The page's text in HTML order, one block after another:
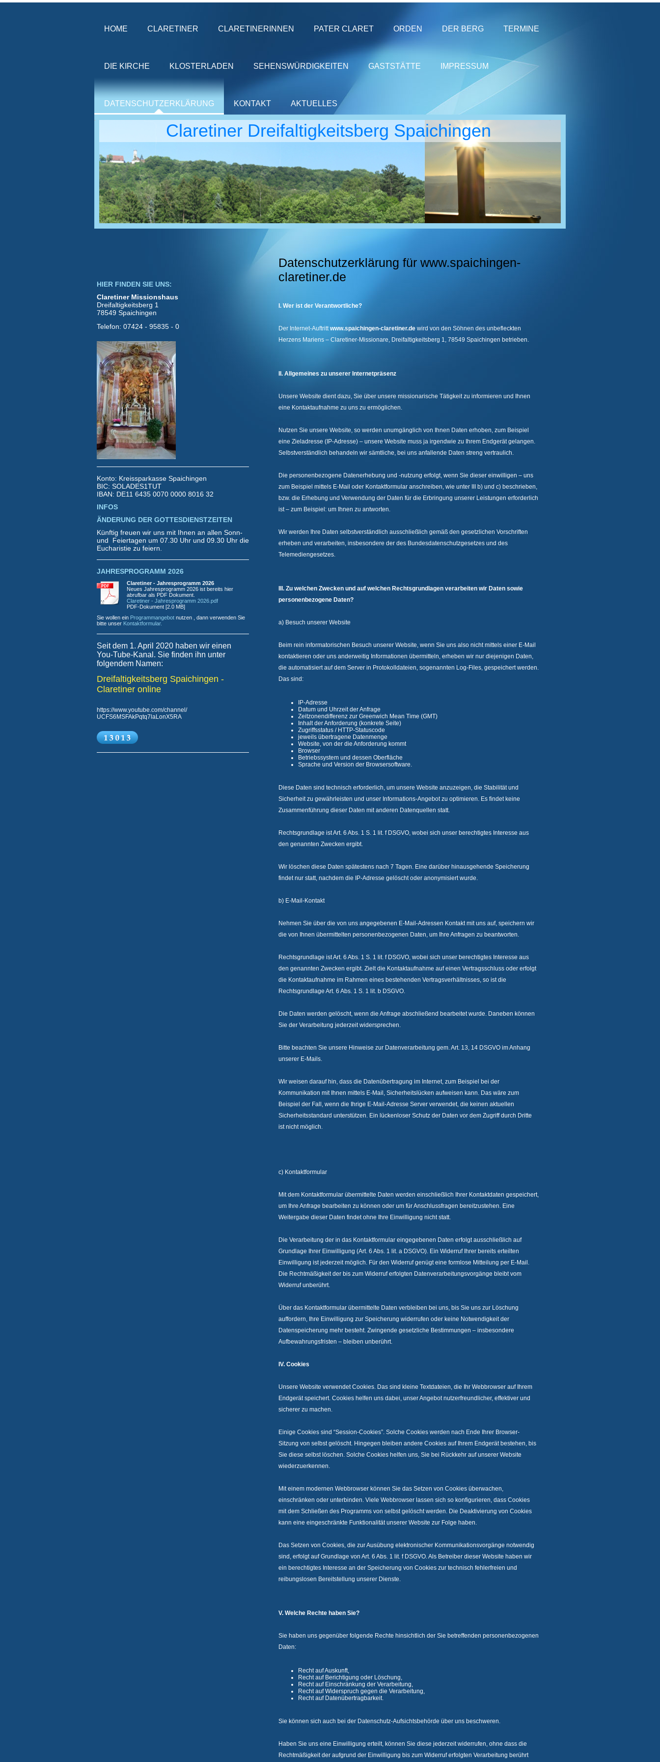
HOME CLARETINER CLARETINERINNEN PATER CLARET ORDEN DER BERG TERMINE
DIE KIRCHE KLOSTERLADEN SEHENSWÜRDIGKEITEN GASTSTÄTTE IMPRESSUM
DATENSCHUTZERKLÄRUNG KONTAKT AKTUELLES
Claretiner Dreifaltigkeitsberg Spaichingen
Datenschutzerklärung für www.spaichingen-
claretiner.de
I. Wer ist der Verantwortliche?
Der Internet-Auftrittwww.spaichingen-claretiner.de wird von den Söhnen des unbefleckten
Herzens Mariens – Claretiner-Missionare, Dreifaltigkeitsberg 1, 78549 Spaichingen betrieben.
II. Allgemeines zu unserer Internetpräsenz
Unsere Website dient dazu, Sie über unsere missionarische Tätigkeit zu informieren und Ihnen
eine Kontaktaufnahme zu uns zu ermöglichen.
Nutzen Sie unsere Website, so werden unumgänglich von Ihnen Daten erhoben, zum Beispiel
eine Zieladresse (IP-Adresse) – unsere Website muss ja irgendwie zu Ihrem Endgerät gelangen.
Selbstverständlich behandeln wir sämtliche, bei uns anfallende Daten streng vertraulich.
Die personenbezogene Datenerhebung und -nutzung erfolgt, wenn Sie dieser einwilligen – uns
zum Beispiel mittels E-Mail oder Kontaktformular anschreiben, wie unter III b) und c) beschrieben,
bzw. die Erhebung und Verwendung der Daten für die Erbringung unserer Leistungen erforderlich
ist – zum Beispiel: um Ihnen zu antworten.
Wir werden Ihre Daten selbstverständlich ausschließlich gemäß den gesetzlichen Vorschriften
erheben und verarbeiten, insbesondere der des Bundesdatenschutzgesetzes und des
Telemediengesetzes.
III. Zu welchen Zwecken und auf welchen Rechtsgrundlagen verarbeiten wir Daten sowie
personenbezogene Daten?
a) Besuch unserer Website
Beim rein informatorischen Besuch unserer Website, wenn Sie uns also nicht mittels einer E-Mail
kontaktieren oder uns anderweitig Informationen übermitteln, erheben wir nur diejenigen Daten,
die automatisiert auf dem Server in Protokolldateien, sogenannten Log-Files, gespeichert werden.
Das sind:
IP-Adresse
Datum und Uhrzeit der Anfrage
Zeitzonendifferenz zur Greenwich Mean Time (GMT)
Inhalt der Anforderung (konkrete Seite)
Zugriffsstatus / HTTP-Statuscode
jeweils übertragene Datenmenge
Website, von der die Anforderung kommt
Browser
Betriebssystem und dessen Oberfläche
Sprache und Version der Browsersoftware.
Diese Daten sind technisch erforderlich, um unsere Website anzuzeigen, die Stabilität und
Sicherheit zu gewährleisten und unser Informations-Angebot zu optimieren. Es findet keine
Zusammenführung dieser Daten mit anderen Datenquellen statt.
Rechtsgrundlage ist Art. 6 Abs. 1 S. 1 lit. f DSGVO, wobei sich unser berechtigtes Interesse aus
den genannten Zwecken ergibt.
Wir löschen diese Daten spätestens nach 7 Tagen. Eine darüber hinausgehende Speicherung
findet nur statt, nachdem die IP-Adresse gelöscht oder anonymisiert wurde.
b) E-Mail-Kontakt
Nehmen Sie über die von uns angegebenen E-Mail-Adressen Kontakt mit uns auf, speichern wir
die von Ihnen übermittelten personenbezogenen Daten, um Ihre Anfragen zu beantworten.
Rechtsgrundlage ist Art. 6 Abs. 1 S. 1 lit. f DSGVO, wobei sich unser berechtigtes Interesse aus
den genannten Zwecken ergibt. Zielt die Kontaktaufnahme auf einen Vertragsschluss oder erfolgt
die Kontaktaufnahme im Rahmen eines bestehenden Vertragsverhältnisses, so ist die
Rechtsgrundlage Art. 6 Abs. 1 S. 1 lit. b DSGVO.
Die Daten werden gelöscht, wenn die Anfrage abschließend bearbeitet wurde. Daneben können
Sie der Verarbeitung jederzeit widersprechen.
Bitte beachten Sie unsere Hinweise zur Datenverarbeitung gem. Art. 13, 14 DSGVO im Anhang
unserer E-Mails.
Wir weisen darauf hin, dass die Datenübertragung im Internet, zum Beispiel bei der
Kommunikation mit Ihnen mittels E-Mail, Sicherheitslücken aufweisen kann. Das wäre zum
Beispiel der Fall, wenn die Ihrige E-Mail-Adresse Server verwendet, die keinen aktuellen
Sicherheitsstandard unterstützen. Ein lückenloser Schutz der Daten vor dem Zugriff durch Dritte
ist nicht möglich.
c) Kontaktformular
Mit dem Kontaktformular übermittelte Daten werden einschließlich Ihrer Kontaktdaten gespeichert,
um Ihre Anfrage bearbeiten zu können oder um für Anschlussfragen bereitzustehen. Eine
Weitergabe dieser Daten findet ohne Ihre Einwilligung nicht statt.
Die Verarbeitung der in das Kontaktformular eingegebenen Daten erfolgt ausschließlich auf
Grundlage Ihrer Einwilligung (Art. 6 Abs. 1 lit. a DSGVO). Ein Widerruf Ihrer bereits erteilten
Einwilligung ist jederzeit möglich. Für den Widerruf genügt eine formlose Mitteilung per E-Mail.
Die Rechtmäßigkeit der bis zum Widerruf erfolgten Datenverarbeitungsvorgänge bleibt vom
Widerruf unberührt.
Über das Kontaktformular übermittelte Daten verbleiben bei uns, bis Sie uns zur Löschung
auffordern, Ihre Einwilligung zur Speicherung widerrufen oder keine Notwendigkeit der
Datenspeicherung mehr besteht. Zwingende gesetzliche Bestimmungen – insbesondere
Aufbewahrungsfristen – bleiben unberührt.
IV. Cookies
Unsere Website verwendet Cookies. Das sind kleine Textdateien, die Ihr Webbrowser auf Ihrem
Endgerät speichert. Cookies helfen uns dabei, unser Angebot nutzerfreundlicher, effektiver und
sicherer zu machen.
Einige Cookies sind “Session-Cookies”. Solche Cookies werden nach Ende Ihrer Browser-
Sitzung von selbst gelöscht. Hingegen bleiben andere Cookies auf Ihrem Endgerät bestehen, bis
Sie diese selbst löschen. Solche Cookies helfen uns, Sie bei Rückkehr auf unserer Website
wiederzuerkennen.
Mit einem modernen Webbrowser können Sie das Setzen von Cookies überwachen,
einschränken oder unterbinden. Viele Webbrowser lassen sich so konfigurieren, dass Cookies
mit dem Schließen des Programms von selbst gelöscht werden. Die Deaktivierung von Cookies
kann eine eingeschränkte Funktionalität unserer Website zur Folge haben.
Das Setzen von Cookies, die zur Ausübung elektronischer Kommunikationsvorgänge notwendig
sind, erfolgt auf Grundlage von Art. 6 Abs. 1 lit. f DSGVO. Als Betreiber dieser Website haben wir
ein berechtigtes Interesse an der Speicherung von Cookies zur technisch fehlerfreien und
reibungslosen Bereitstellung unserer Dienste.
V. Welche Rechte haben Sie?
Sie haben uns gegenüber folgende Rechte hinsichtlich der Sie betreffenden personenbezogenen
Daten:
Recht auf Auskunft,
Recht auf Berichtigung oder Löschung,
Recht auf Einschränkung der Verarbeitung,
Recht auf Widerspruch gegen die Verarbeitung,
Recht auf Datenübertragbarkeit.
Sie können sich auch bei der Datenschutz-Aufsichtsbehörde über uns beschweren.
Haben Sie uns eine Einwilligung erteilt, können Sie diese jederzeit widerrufen, ohne dass die
Rechtmäßigkeit der aufgrund der Einwilligung bis zum Widerruf erfolgten Verarbeitung berührt
HIER FINDEN SIE UNS:
Claretiner Missionshaus
Dreifaltigkeitsberg 1
78549 Spaichingen
Telefon: 07424 - 95835 - 0
Konto: Kreissparkasse Spaichingen
BIC: SOLADES1TUT
IBAN: DE11 6435 0070 0000 8016 32
INFOS
ÄNDERUNG DER GOTTESDIENSTZEITEN
Künftig freuen wir uns mit Ihnen an allen Sonn-
und Feiertagen um 07.30 Uhr und 09.30 Uhr die
Eucharistie zu feiern.
JAHRESPROGRAMM 2026
Claretiner - Jahresprogramm 2026
Neues Jahresprogramm 2026 ist bereits hier
abrufbar als PDF Dokument.
Claretiner - Jahresprogramm 2026.pdf
PDF-Dokument [2.0 MB]
Sie wollen ein Programmangebot nutzen , dann verwenden Sie
bitte unser Kontaktformular.
Seit dem 1. April 2020 haben wir einen
You-Tube-Kanal. Sie finden ihn unter
folgendem Namen:
Dreifaltigkeitsberg Spaichingen -
Claretiner online
https://www.youtube.com/channel/
UCFS6MSFAkPqtq7laLonX5RA